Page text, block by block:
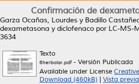
Confirmación de
Garza Ocañas, Lourdes y Badillo
dexametasona y diclofenaco por LC-MS-
3634
Texto
6herbolar.pdf- Versión Publicada
Available under License
Download (460kB)
Vista previa